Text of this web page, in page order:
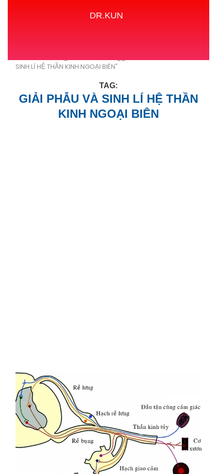
DR.KUN
SINH LÍ HỆ THẦN KINH NGOẠI BIÊN"
TAG:
GIẢI PHẪU VÀ SINH LÍ HỆ THẦN
KINH NGOẠI BIÊN